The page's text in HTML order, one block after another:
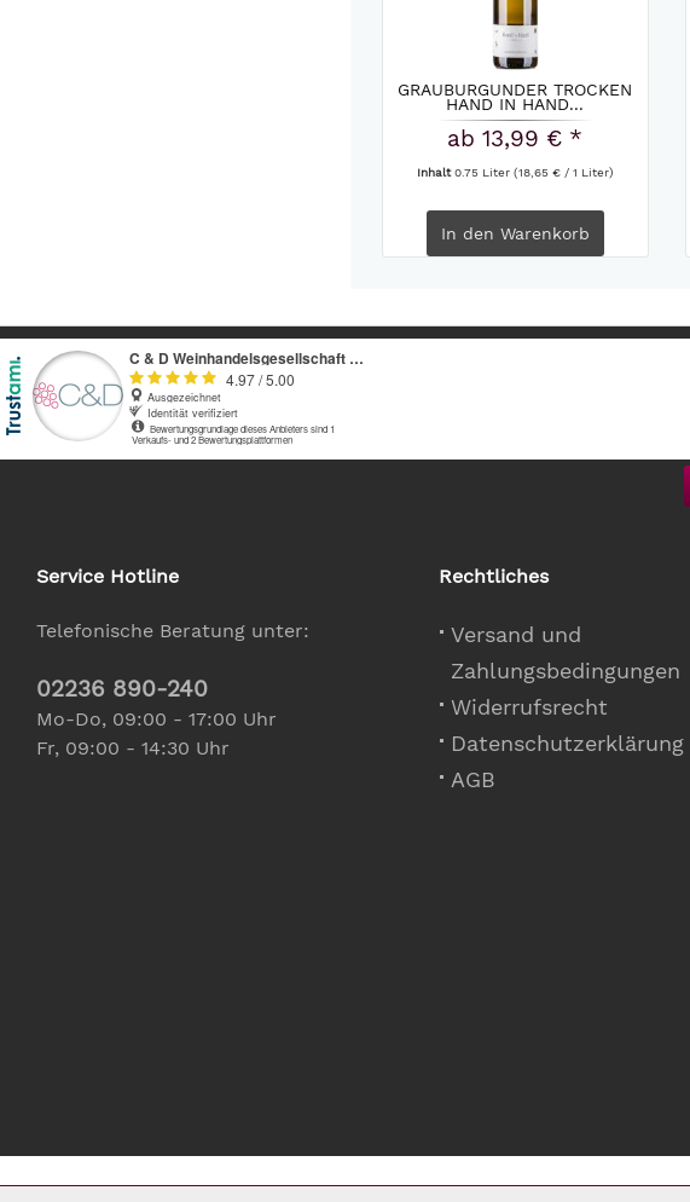
GRAUBURGUNDER TROCKEN
HAND IN HAND...
ab 13,99 € *
Inhalt0.75 Liter (18,65 € / 1 Liter)
In den Warenkorb
Service Hotline
Telefonische Beratung unter:
02236 890-240
Mo-Do, 09:00 - 17:00 Uhr
Fr, 09:00 - 14:30 Uhr
Rechtliches
Versand und
Zahlungsbedingungen
Widerrufsrecht
Datenschutzerklärung
AGB